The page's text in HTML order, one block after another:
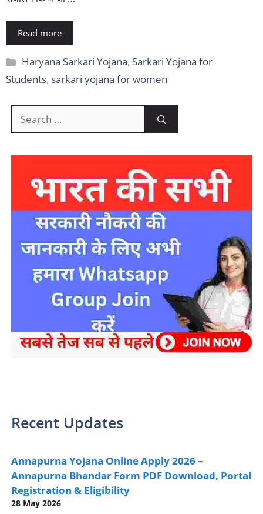
Read more
Categories
Haryana Sarkari Yojana, Sarkari Yojana for
Students, sarkari yojana for women
for:
Recent Updates
Annapurna Yojana Online Apply 2026 –
Annapurna Bhandar Form PDF Download, Portal
Registration & Eligibility
28 May 2026